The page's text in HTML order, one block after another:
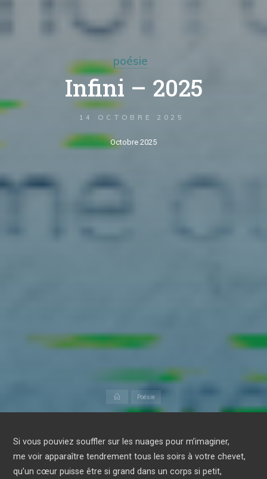
poésie
Infini – 2025
14 OCTOBRE 2025
AccueilPoésie
Octobre 2025
Si vous pouviez souffler sur les nuages pour m’imaginer,
me voir apparaître tendrement tous les soirs à votre chevet,
qu’un cœur puisse être si grand dans un corps si petit,